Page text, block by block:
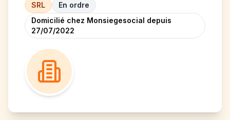
SRL
En ordre
Domicilié chez Monsiegesocial depuis
27/07/2022